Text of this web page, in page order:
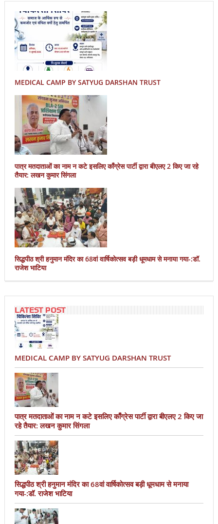
MEDICAL CAMP BY SATYUG DARSHAN TRUST
पात्र मतदाताओं का नाम न कटे इसलिए काँग्रेस पार्टी द्वारा बीएलए 2 किए जा रहे
तैयार: लखन कुमार सिंगला
सिद्धपीठ श्री हनुमान मंदिर का 68वां वार्षिकोत्सव बड़ी धूमधाम से मनाया गया-:डॉ.
राजेश भाटिया
LATEST POST
MEDICAL CAMP BY SATYUG DARSHAN TRUST
पात्र मतदाताओं का नाम न कटे इसलिए काँग्रेस पार्टी द्वारा बीएलए 2 किए जा
रहे तैयार: लखन कुमार सिंगला
सिद्धपीठ श्री हनुमान मंदिर का 68वां वार्षिकोत्सव बड़ी धूमधाम से मनाया
गया-:डॉ. राजेश भाटिया